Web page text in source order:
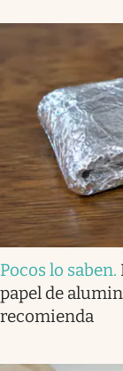
Pocos lo saben.
papel de
recomienda